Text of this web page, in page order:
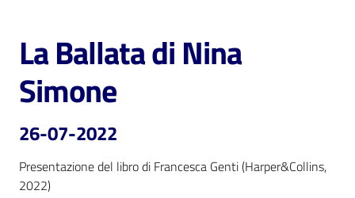
Cosa
puoi
fare
Scopri
i
Salta al contenuto
La Ballata di Nina
Simone
26-07-2022
Presentazione del libro di Francesca Genti (Harper&Collins,
2022)